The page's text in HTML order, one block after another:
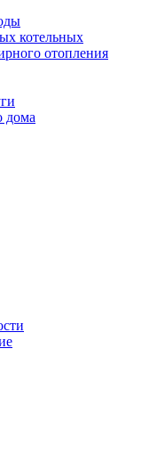
котельных
отопления
дома